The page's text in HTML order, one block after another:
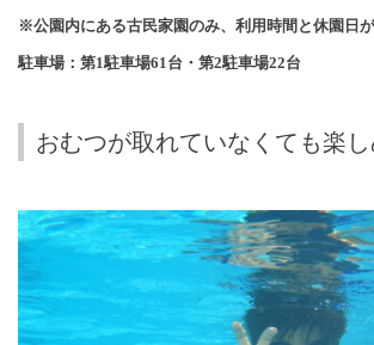
※公園内にある古民家園のみ、利用時間と休園日
駐車場：第1駐車場61台・第2駐車場22台
おむつが取れていなくても楽